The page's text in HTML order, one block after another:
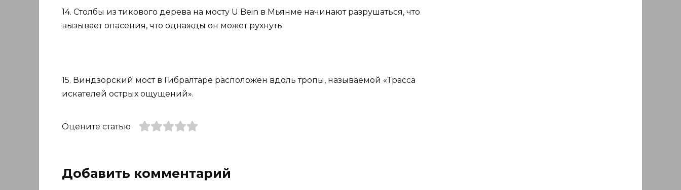
14. Столбы из тикового дерева на мосту U Bein в Мьянме начинают разрушаться, что
вызывает опасения, что однажды он может рухнуть.
15. Виндзорский мост в Гибралтаре расположен вдоль тропы, называемой «Трасса
искателей острых ощущений».
Оцените статью
Добавить комментарий